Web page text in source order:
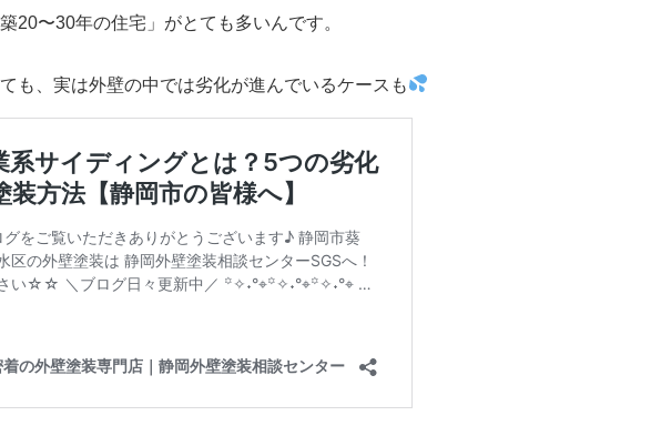
20〜30年の住宅」がとても多いんです。
も、実は外壁の中では劣化が進んでいるケースも